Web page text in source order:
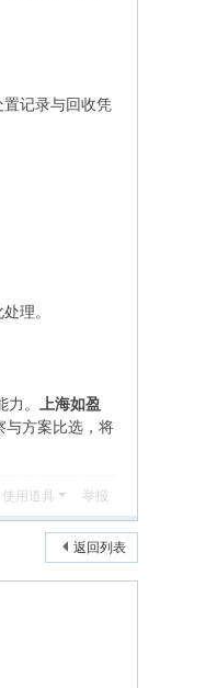
记录与回收凭
理。
。 上海如盈
与方案比选，将
使用道具 举报
返回列表